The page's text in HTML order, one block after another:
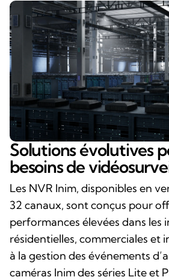
Solutions évolutives
besoins de
Les NVR Inim, disponibles en
32 canaux, sont conçus pour
performances élevées dans les
résidentielles, commerciales et
à la gestion des événements
caméras Inim des séries Lite et